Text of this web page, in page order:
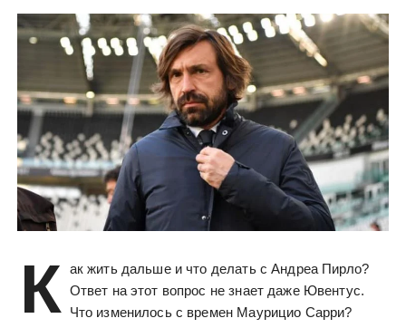
К ак жить дальше и что делать с Андреа Пирло?
Ответ на этот вопрос не знает даже Ювентус.
Что изменилось с времен Маурицио Сарри?